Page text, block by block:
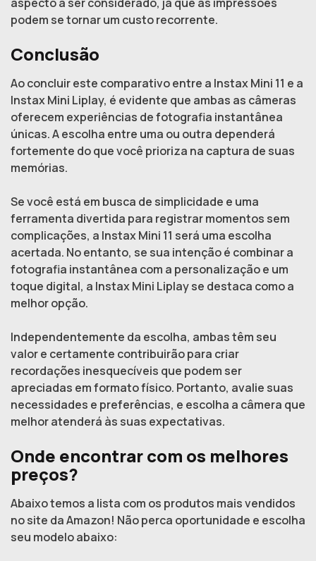
podem se tornar um custo recorrente.
Conclusão
Ao concluir este comparativo entre a Instax Mini 11 e a
Instax Mini Liplay, é evidente que ambas as câmeras
oferecem experiências de fotografia instantânea
únicas. A escolha entre uma ou outra dependerá
fortemente do que você prioriza na captura de suas
memórias.
Se você está em busca de simplicidade e uma
ferramenta divertida para registrar momentos sem
complicações, a Instax Mini 11 será uma escolha
acertada. No entanto, se sua intenção é combinar a
fotografia instantânea com a personalização e um
toque digital, a Instax Mini Liplay se destaca como a
melhor opção.
Independentemente da escolha, ambas têm seu
valor e certamente contribuirão para criar
recordações inesquecíveis que podem ser
apreciadas em formato físico. Portanto, avalie suas
necessidades e preferências, e escolha a câmera que
melhor atenderá às suas expectativas.
Onde encontrar com os melhores
preços?
Abaixo temos a lista com os produtos mais vendidos
no site da Amazon! Não perca oportunidade e escolha
seu modelo abaixo: